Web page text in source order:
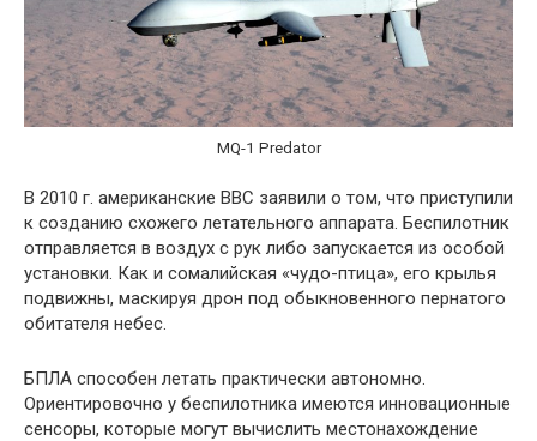
MQ-1 Predator
В 2010 г. американские ВВС заявили о том, что приступили
к созданию схожего летательного аппарата. Беспилотник
отправляется в воздух с рук либо запускается из особой
установки. Как и сомалийская «чудо-птица», его крылья
подвижны, маскируя дрон под обыкновенного пернатого
обитателя небес.
БПЛА способен летать практически автономно.
Ориентировочно у беспилотника имеются инновационные
сенсоры, которые могут вычислить местонахождение